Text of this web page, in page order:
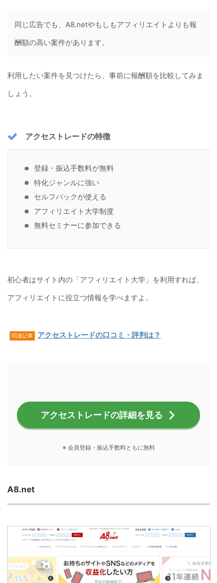
同じ広告でも、A8.netやもしもアフィリエイトよりも報
酬額の高い案件があります。
利用したい案件を見つけたら、事前に報酬額を比較してみま
しょう。
アクセストレードの特徴
登録・振込手数料が無料
特化ジャンルに強い
セルフバックが使える
アフィリエイト大学制度
無料セミナーに参加できる
初心者はサイト内の「アフィリエイト大学」を利用すれば、
アフィリエイトに役立つ情報を学べますよ。
関連記事 アクセストレードの口コミ・評判は？
アクセストレードの詳細を見る
※ 会員登録・振込手数料ともに無料
A8.net